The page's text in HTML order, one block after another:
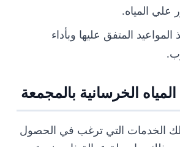
المياه.
المواعيد المتفق عليها وبأداء
الخرسانية بالمجمعة
الخدمات التي ترغب في الحصول